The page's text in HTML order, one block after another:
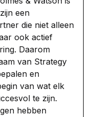
een
die niet alleen
ook actief
Daarom
van Strategy
en
van wat elk
te zijn.
hebben